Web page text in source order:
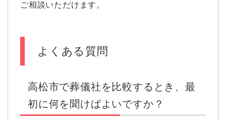
ご相談いただけます。
よくある質問
高松市で葬儀社を比較するとき、最
初に何を聞けばよいですか？